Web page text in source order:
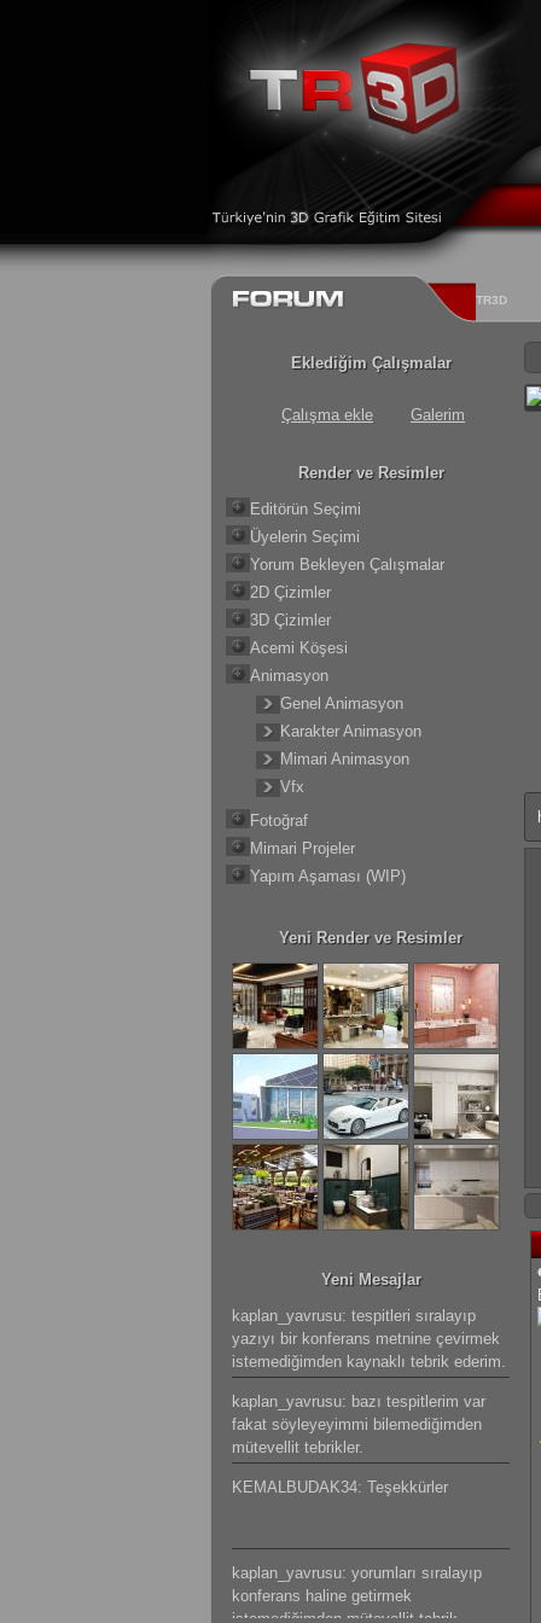
TR3D
Eklediğim Çalışmalar
Çalışma ekle Galerim
Render ve Resimler
Editörün Seçimi
Üyelerin Seçimi
Yorum Bekleyen Çalışmalar
2D Çizimler
3D Çizimler
Acemi Köşesi
Animasyon
Genel Animasyon
Karakter Animasyon
Mimari Animasyon
Vfx
Fotoğraf
Mimari Projeler
Yapım Aşaması (WIP)
Yeni Render ve Resimler
Yeni Mesajlar
kaplan_yavrusu: tespitleri sıralayıp
yazıyı bir konferans metnine çevirmek
istemediğimden kaynaklı tebrik ederim.
kaplan_yavrusu: bazı tespitlerim var
fakat söyleyeyimmi bilemediğimden
mütevellit tebrikler.
KEMALBUDAK34: Teşekkürler
kaplan_yavrusu: yorumları sıralayıp
konferans haline getirmek
istemediğimden mütevellit tebrik